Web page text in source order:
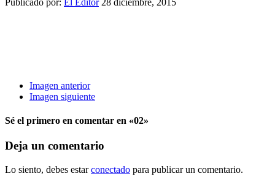
Imagen anterior
Imagen siguiente
Sé el primero en comentar en «02»
Deja un comentario
Lo siento, debes estarconectado para publicar un comentario.